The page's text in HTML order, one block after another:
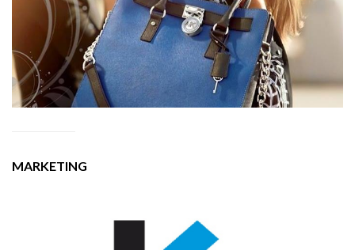
MARKETING